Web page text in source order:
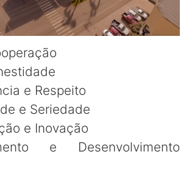
e Respeito
e Seriedade
e Inovação
e Desenvolvimento